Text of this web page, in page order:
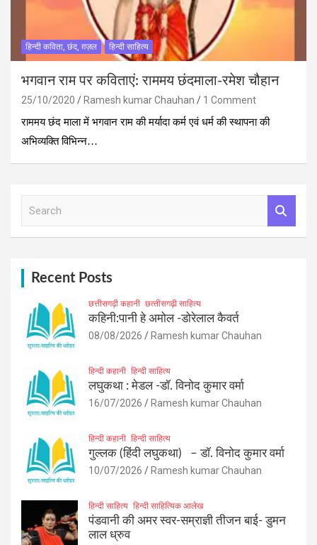
हिन्दी कविता, छंद, ग़ज़ल हिन्दी साहित्य
भगवान राम पर कविताएं: राममय छंदमाला-रमेश चौहान
25/10/2020 Ramesh kumar Chauhan
1 Comment
राममय छंद माला में भगवान राम की मर्यादा कर्म एवं धर्म की स्‍थापना की
अभिव्‍यक्ति विभिन्‍न…
Recent Posts
छत्तीसगढ़ी कहानी छत्‍तीसगढ़ी साहित्‍य
कहिनी:पानी हे अमोल -डोरेलाल कैवर्त
08/08/2026 Ramesh kumar Chauhan
हिन्दी कहानी हिन्दी साहित्य
लघुकथा : मेडल -डॉ. विनोद कुमार वर्मा
16/07/2026 Ramesh kumar Chauhan
हिन्दी कहानी हिन्दी साहित्य
गुल्लक (हिंदी लघुकथा) – डॉ. विनोद कुमार वर्मा
10/07/2026 Ramesh kumar Chauhan
हिन्दी साहित्य हिन्दी साहित्यिक आलेख
पंडवानी की अमर स्वर-सम्राज्ञी तीजन बाई- डुमन
लाल ध्रुव